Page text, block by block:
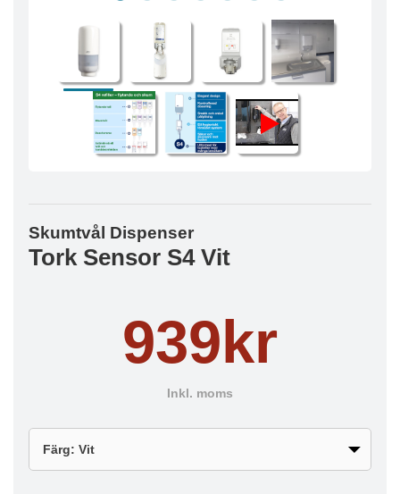
Skumtvål Dispenser
Tork Sensor S4 Vit
939kr
Inkl. moms